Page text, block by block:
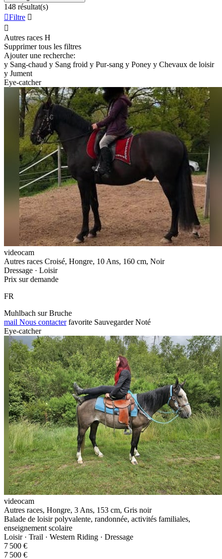
148 résultat(s)
Filtre 

Autres races H
Supprimer tous les filtres
Ajouter une recherche:
y Sang-chaud y Sang froid y Pur-sang y Poney y Chevaux de loisir
y Jument
Eye-catcher
videocam
Autres races Croisé, Hongre, 10 Ans, 160 cm, Noir
Dressage · Loisir
Prix sur demande
FR
Muhlbach sur Bruche
mail Nous contacter favorite Sauvegarder Noté
Eye-catcher
videocam
Autres races, Hongre, 3 Ans, 153 cm, Gris noir
Balade de loisir polyvalente, randonnée, activités familiales,
enseignement scolaire
Loisir · Trail · Western Riding · Dressage
7 500 €
7 500 €